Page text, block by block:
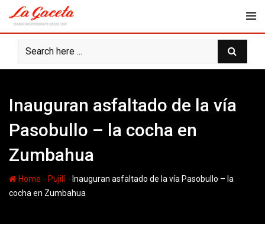
content
Inauguran asfaltado de la vía
Pasobullo – la cocha en
Zumbahua
Home - Pujilí- Inauguran asfaltado de la vía Pasobullo – la
cocha en Zumbahua